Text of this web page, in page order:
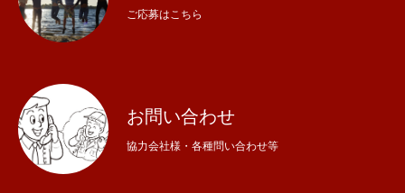
ご応募はこちら
お問い合わせ
協力会社様・各種問い合わせ等